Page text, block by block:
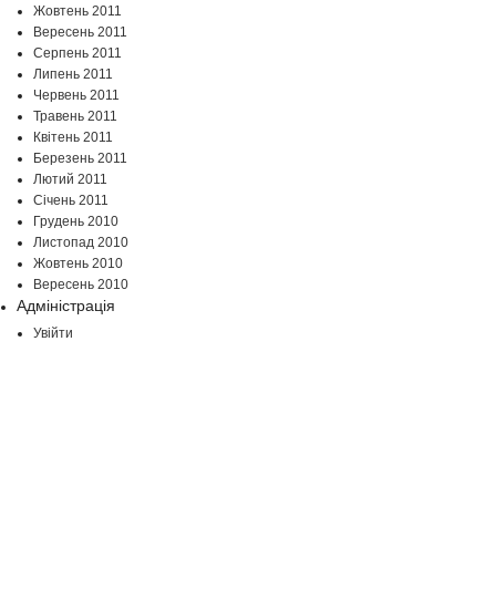
Жовтень 2011
Вересень 2011
Серпень 2011
Липень 2011
Червень 2011
Травень 2011
Квітень 2011
Березень 2011
Лютий 2011
Січень 2011
Грудень 2010
Листопад 2010
Жовтень 2010
Вересень 2010
Адміністрація
Увійти